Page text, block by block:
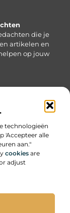
technologieën
'Accepteer alle
aan."
cookies are
adjust
die je
artikelen en
op jouw